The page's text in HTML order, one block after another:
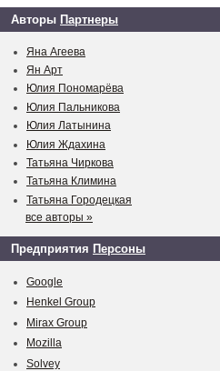
Авторы Партнеры
Яна Агеева
Ян Арт
Юлия Пономарёва
Юлия Пальникова
Юлия Латынина
Юлия Ждахина
Татьяна Чиркова
Татьяна Климина
Татьяна Городецкая
все авторы »
Предприятия Персоны
Google
Henkel Group
Mirax Group
Mozilla
Solvey